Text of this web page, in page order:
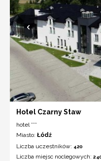
Hotel Czarny Staw
hotel ***
Miasto: Łódź
Liczba uczestników: 420
Liczba miejsc noclegowych: